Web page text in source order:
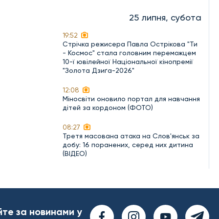
25 липня, субота
19:52
Стрічка режисера Павла Острікова "Ти
- Космос" стала головним переможцем
10-ї ювілейної Національної кінопремії
"Золота Дзиґа-2026"
12:08
Міносвіти оновило портал для навчання
дітей за кордоном (ФОТО)
08:27
Третя масована атака на Слов'янськ за
добу: 16 поранених, серед них дитина
(ВІДЕО)
за новинами у